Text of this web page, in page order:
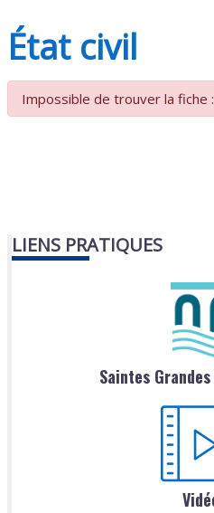
État civil
Impossible de trouver la fiche
LIENS PRATIQUES
Saintes